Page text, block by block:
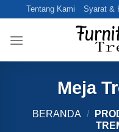
content
Tentang Kami Syarat &
Meja
BERANDA /